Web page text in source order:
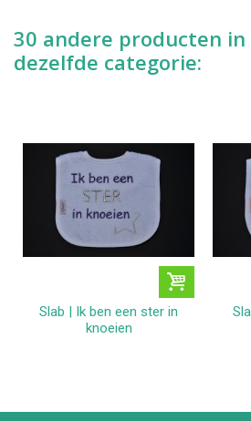
30 andere producten in
dezelfde categorie:
Slab | Ik ben een ster in
knoeien